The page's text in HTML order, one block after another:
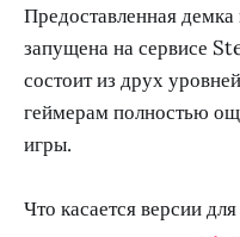
Предоставленная
запущена на сервисе
состоит из друх
геймерам полностью
игры.
Что касается версии